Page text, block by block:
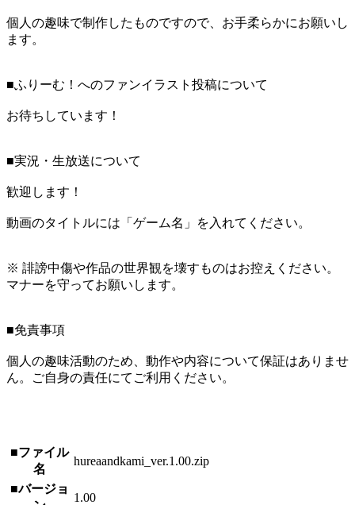
個人の趣味で制作したものですので、お手柔らかにお願いし
ます。
■ふりーむ！へのファンイラスト投稿について
お待ちしています！
■実況・生放送について
歓迎します！
動画のタイトルには「ゲーム名」を入れてください。
※ 誹謗中傷や作品の世界観を壊すものはお控えください。
マナーを守ってお願いします。
■免責事項
個人の趣味活動のため、動作や内容について保証はありませ
ん。ご自身の責任にてご利用ください。
■ファイル
名
hureaandkami_ver.1.00.zip
■バージョ
1.00